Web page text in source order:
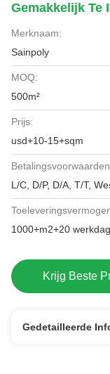
Gemakkelijk Te
Merknaam:
Sainpoly
MOQ:
500m²
Prijs:
usd+10-15+sqm
L/C, D/P, D/A, T/T,
1000+m2+20
Krijg Beste
Gedetailleerde